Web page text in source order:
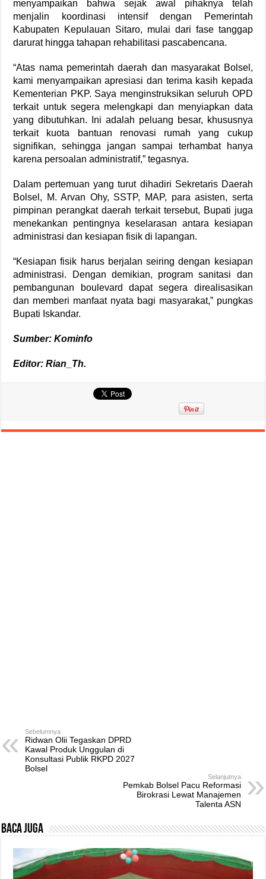
menyampaikan bahwa sejak awal pihaknya telah
menjalin koordinasi intensif dengan Pemerintah
Kabupaten Kepulauan Sitaro, mulai dari fase tanggap
darurat hingga tahapan rehabilitasi pascabencana.
“Atas nama pemerintah daerah dan masyarakat Bolsel,
kami menyampaikan apresiasi dan terima kasih kepada
Kementerian PKP. Saya menginstruksikan seluruh OPD
terkait untuk segera melengkapi dan menyiapkan data
yang dibutuhkan. Ini adalah peluang besar, khususnya
terkait kuota bantuan renovasi rumah yang cukup
signifikan, sehingga jangan sampai terhambat hanya
karena persoalan administratif,” tegasnya.
Dalam pertemuan yang turut dihadiri Sekretaris Daerah
Bolsel, M. Arvan Ohy, SSTP, MAP, para asisten, serta
pimpinan perangkat daerah terkait tersebut, Bupati juga
menekankan pentingnya keselarasan antara kesiapan
administrasi dan kesiapan fisik di lapangan.
“Kesiapan fisik harus berjalan seiring dengan kesiapan
administrasi. Dengan demikian, program sanitasi dan
pembangunan boulevard dapat segera direalisasikan
dan memberi manfaat nyata bagi masyarakat,” pungkas
Bupati Iskandar.
Sumber: Kominfo
Editor: Rian_Th.
Sebelumnya
Ridwan Olii Tegaskan DPRD
Kawal Produk Unggulan di
Konsultasi Publik RKPD 2027
Bolsel
Selanjutnya
Pemkab Bolsel Pacu Reformasi
Birokrasi Lewat Manajemen
Talenta ASN
Baca Juga